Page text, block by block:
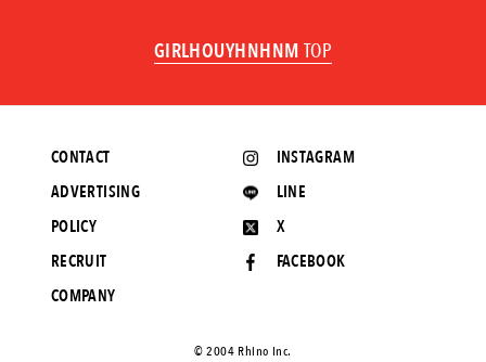
GIRLHOUYHNHNM TOP
INSTAGRAM
LINE
X
FACEBOOK
CONTACT
ADVERTISING
POLICY
RECRUIT
COMPANY
©️ 2004 Rhino Inc.